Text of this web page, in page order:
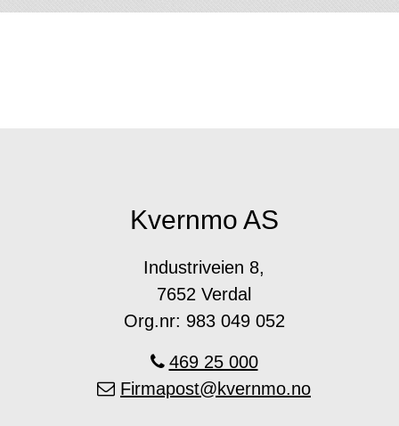
Kvernmo AS
Industriveien 8,
7652 Verdal
Org.nr: 983 049 052
469 25 000
Firmapost@kvernmo.no